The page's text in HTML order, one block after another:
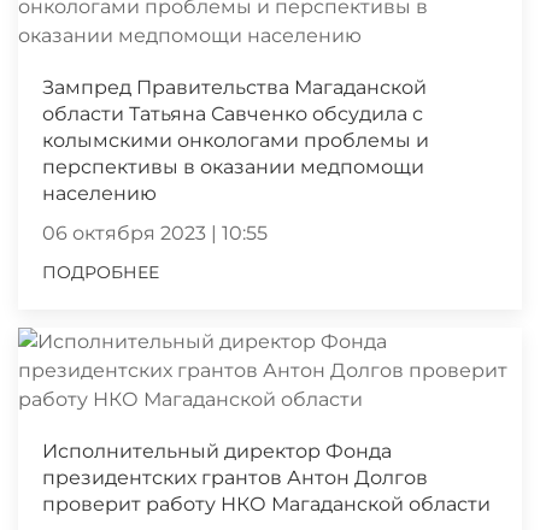
Зампред Правительства Магаданской
области Татьяна Савченко обсудила с
колымскими онкологами проблемы и
перспективы в оказании медпомощи
населению
06 октября 2023 | 10:55
ПОДРОБНЕЕ
Исполнительный директор Фонда
президентских грантов Антон Долгов
проверит работу НКО Магаданской области